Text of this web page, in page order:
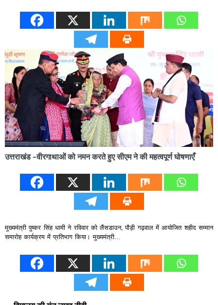
उत्तराखंड -वीरगाथाओं को नमन करते हुए सीएम ने की महत्वपूर्ण घोषणाएँ
मुख्यमंत्री पुष्कर सिंह धामी ने रविवार को लैंसडाउन, पौड़ी गढ़वाल में आयोजित शहीद सम्मान
समारोह कार्यक्रम में प्रतिभाग किया। मुख्यमंत्री…